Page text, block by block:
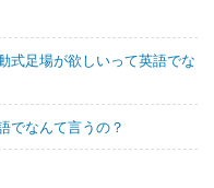
式足場が欲しいって英語でな
でなんて言うの？